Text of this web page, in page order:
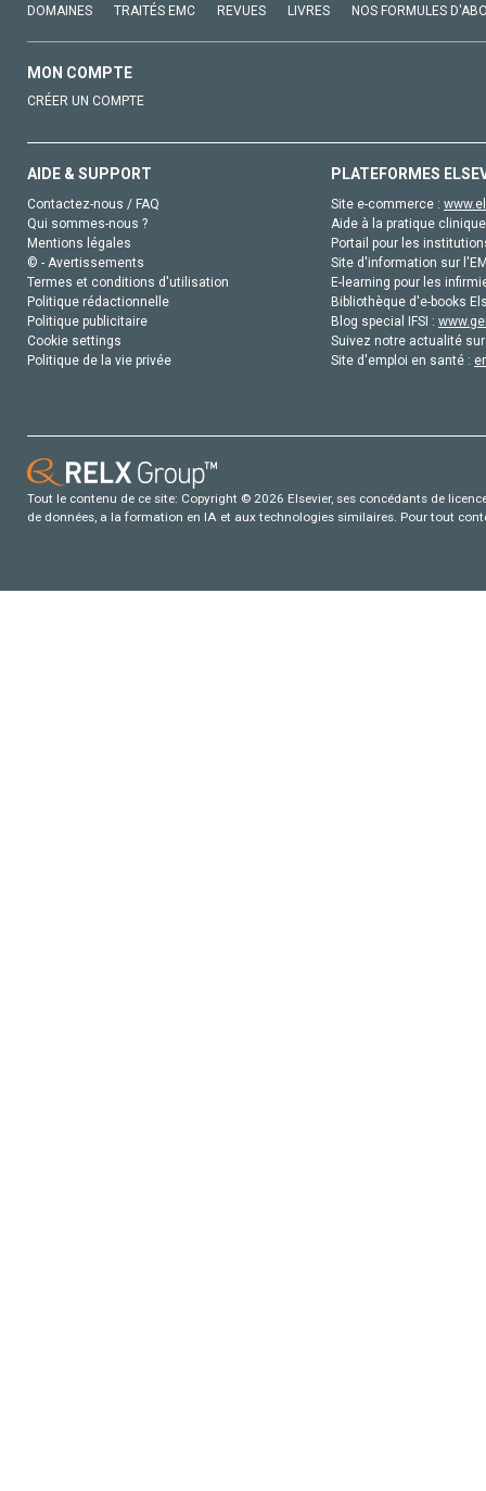
DOMAINES TRAITÉS EMC REVUES LIVRES NOS FORMULES
MON COMPTE
CRÉER UN COMPTE
AIDE & SUPPORT
Contactez-nous / FAQ
Qui sommes-nous ?
Mentions légales
© - Avertissements
Termes et conditions d'utilisation
Politique rédactionnelle
Politique publicitaire
Cookie settings
Politique de la vie privée
PLATEFORMES
Site e-commerce :
Aide à la pratique
Portail pour les
Site d'information sur
E-learning pour les
Bibliothèque d'e-books
Blog special IFSI :
Suivez notre actualité
Site d'emploi en santé :
Tout le contenu de ce site: Copyright © 2026 Elsevier, ses concédants de
de données, a la formation en IA et aux technologies similaires. Pour tout